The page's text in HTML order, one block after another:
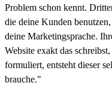
Problem schon kennt.
die deine Kunden
deine Marketingsprache.
Website exakt das
formuliert, entsteht dieser
brauche."